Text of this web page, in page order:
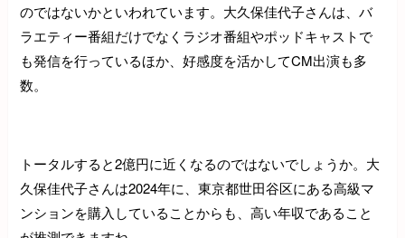
のではないかといわれています。大久保佳代子さんは、バ
ラエティー番組だけでなくラジオ番組やポッドキャストで
も発信を行っているほか、好感度を活かしてCM出演も多
数。
トータルすると2億円に近くなるのではないでしょうか。大
久保佳代子さんは2024年に、東京都世田谷区にある高級マ
ンションを購入していることからも、高い年収であること